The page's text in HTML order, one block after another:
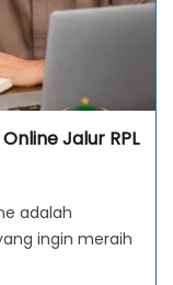
Jalur RPL
adalah
ingin meraih